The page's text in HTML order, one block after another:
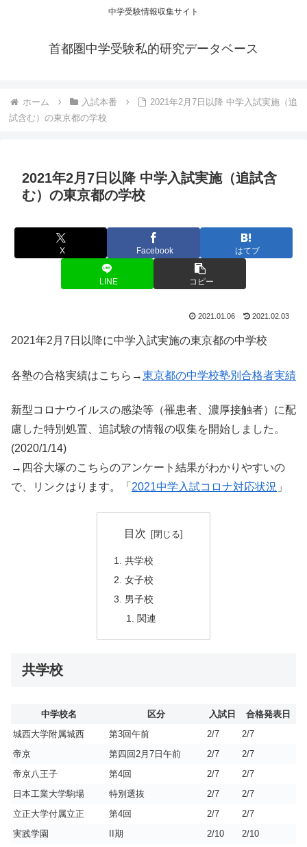
中学受験情報収集サイト
首都圏中学受験私的研究データベース
ホーム 入試本番
2021年2月7日以降 中学入試実施（追
試含む）の東京都の学校
2021年2月7日以降 中学入試実施（追試含
む）の東京都の学校
X Facebook はてブ
LINE コピー
2021.01.06 2021.02.03
2021年2月7日以降に中学入試実施の東京都の中学校
各塾の合格実績はこちら→東京都の中学校塾別合格者実績
新型コロナウイルスの感染等（罹患者、濃厚接触者）に配
慮した特別処置、追試験の情報の収集を開始しました。
(2020/1/14)
→四谷大塚のこちらのアンケート結果がわかりやすいの
で、リンクはります。「 2021中学入試コロナ対応状況 」
目次
共学校
女子校
男子校
関連
共学校
中学校名 区分 入試日
合格発表日
城西大学附属城西
第3回午前 2/7
2/7
帝京
第四回2月7日午前 2/7
2/7
帝京八王子
第4回 2/7
2/7
日本工業大学駒場
特別選抜 2/7
2/7
立正大学付属立正
第4回 2/7
2/7
実践学園
II期 2/10
2/10